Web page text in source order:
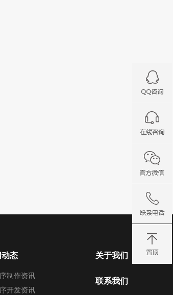
态
制作资讯
开发资讯
关于我们
联系我们